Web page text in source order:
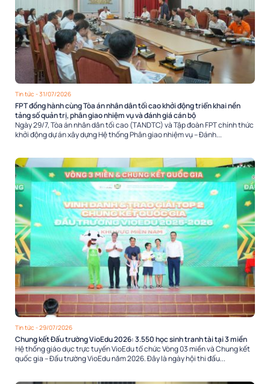
Tin tức - 31/07/2026
FPT đồng hành cùng Tòa án nhân dân tối cao khởi động triển khai nền
tảng số quản trị, phân giao nhiệm vụ và đánh giá cán bộ
Ngày 29/7, Tòa án nhân dân tối cao (TANDTC) và Tập đoàn FPT chính thức
khởi động dự án xây dựng Hệ thống Phân giao nhiệm vụ – Đánh...
Tin tức - 29/07/2026
Chung kết Đấu trường VioEdu 2026: 3.550 học sinh tranh tài tại 3 miền
Hệ thống giáo dục trực tuyến VioEdu tổ chức Vòng 03 miền và Chung kết
quốc gia – Đấu trường VioEdu năm 2026. Đây là ngày hội thi đấu...